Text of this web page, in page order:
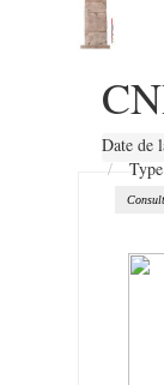
Date de